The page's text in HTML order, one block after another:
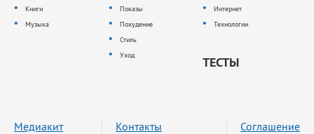
Книги
Музыка
Показы
Похудение
Стиль
Уход
Интернет
Технологии
ТЕСТЫ
Медиакит Контакты Соглашение